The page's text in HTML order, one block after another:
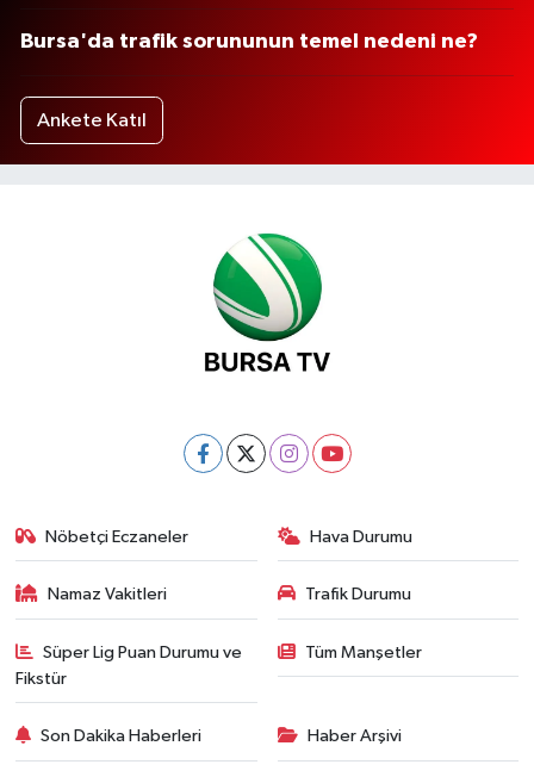
Bursa'da trafik sorununun temel nedeni ne?
Ankete Katıl
Nöbetçi Eczaneler Hava Durumu
Namaz Vakitleri Trafik Durumu
Süper Lig Puan Durumu ve
Fikstür
Tüm Manşetler
Son Dakika Haberleri Haber Arşivi